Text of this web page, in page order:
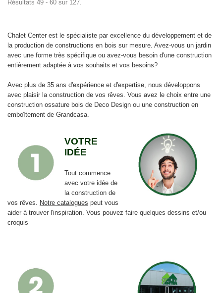
Résultats 49 - 60 sur 127.
Chalet Center est le spécialiste par excellence du développement et de
la production de constructions en bois sur mesure. Avez-vous un jardin
avec une forme très spécifique ou avez-vous besoin d'une construction
entièrement adaptée à vos souhaits et vos besoins?
Avec plus de 35 ans d'expérience et d'expertise, nous développons
avec plaisir la construction de vos rêves. Vous avez le choix entre une
construction ossature bois de Deco Design ou une construction en
emboîtement de Grandcasa.
VOTRE
IDÉE
Tout commence
avec votre idée de
la construction de
vos rêves. Notre catalogues peut vous
aider à trouver l'inspiration. Vous pouvez faire quelques dessins et/ou
croquis